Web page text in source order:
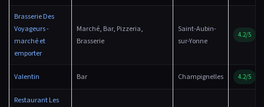
Brasserie Des
Voyageurs -
marché et
emporter
Marché, Bar, Pizzeria,
Brasserie
Saint-Aubin-
sur-Yonne
4.2/5
Valentin Bar Champignelles 4.2/5
Restaurant Les